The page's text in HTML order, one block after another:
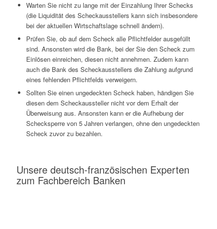
Warten Sie nicht zu lange mit der Einzahlung Ihrer Schecks
(die Liquidität des Scheckausstellers kann sich insbesondere
bei der aktuellen Wirtschaftslage schnell ändern).
Prüfen Sie, ob auf dem Scheck alle Pflichtfelder ausgefüllt
sind. Ansonsten wird die Bank, bei der Sie den Scheck zum
Einlösen einreichen, diesen nicht annehmen. Zudem kann
auch die Bank des Scheckausstellers die Zahlung aufgrund
eines fehlenden Pflichtfelds verweigern.
Sollten Sie einen ungedeckten Scheck haben, händigen Sie
diesen dem Scheckaussteller nicht vor dem Erhalt der
Überweisung aus. Ansonsten kann er die Aufhebung der
Schecksperre von 5 Jahren verlangen, ohne den ungedeckten
Scheck zuvor zu bezahlen.
Unsere deutsch-französischen Experten
zum Fachbereich Banken